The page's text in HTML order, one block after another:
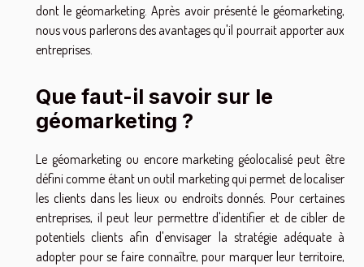
dont le géomarketing. Après avoir présenté le géomarketing,
nous vous parlerons des avantages qu'il pourrait apporter aux
entreprises.
Que faut-il savoir sur le
géomarketing ?
Le géomarketing ou encore marketing géolocalisé peut être
défini comme étant un outil marketing qui permet de localiser
les clients dans les lieux ou endroits donnés. Pour certaines
entreprises, il peut leur permettre d'identifier et de cibler de
potentiels clients afin d'envisager la stratégie adéquate à
adopter pour se faire connaître, pour marquer leur territoire,